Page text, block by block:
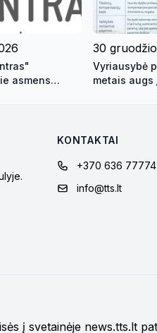
asmens
30
Vyriausybė
metais augs
KONTAKTAI
+370 636 77774
info@tts.lt
į svetainėje news.tts.lt